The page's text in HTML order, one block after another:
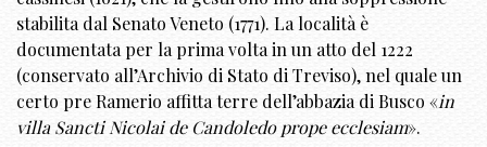
stabilita dal Senato Veneto (1771). La località è
documentata per la prima volta in un atto del 1222
(conservato all’Archivio di Stato di Treviso), nel quale un
certo pre Ramerio affitta terre dell’abbazia di Busco «in
villa Sancti Nicolai de Candoledo prope ecclesiam».